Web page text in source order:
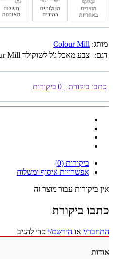
מותג: Colour Mill
דגם: צבע מאכל ג'ל לשוקולד Colour Mill לבן White - כשר
כתבו ביקורת | 0 ביקורות
ביקורות (0)
אפשרויות איסוף ומשלוח
אין ביקורות עבור מוצר זה
כתבו ביקורת
התחבר/י או הירשם/י כדי להגיב
אודות